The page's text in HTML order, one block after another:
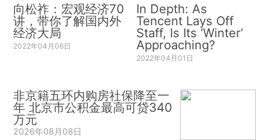
向松祚：宏观经济70
讲，带你了解国内外
经济大局
2022年04月06日
In Depth: As
Tencent Lays Off
Staff, Is Its ‘Winter’
Approaching?
2022年04月01日
非京籍五环内购房社保降至一
年 北京市公积金最高可贷340
万元
2026年08月08日